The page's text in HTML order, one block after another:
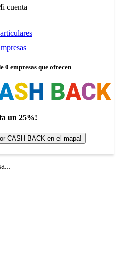
cuenta
0 empresas que ofrecen
un 25%!
CASH BACK en el mapa!